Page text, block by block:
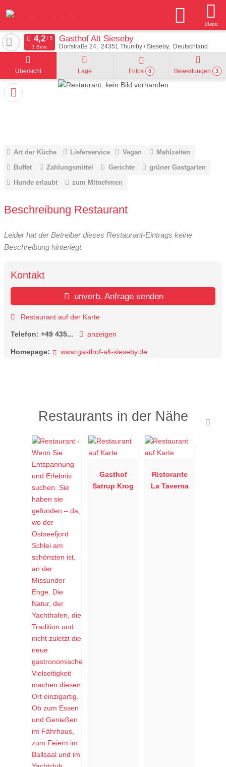
Menu
Gasthof Alt Sieseby
Dorfstraße 24 24351 Thumby / Sieseby Deutschland
3 Bew.
Übersicht Lage Fotos 0 Bewertungen 3
Art der Küche Lieferservice Vegan
Mahlzeiten
Buffet
Zahlungsmittel Gerichte
grüner Gastgarten
Hunde erlaubt
zum Mitnehmen
Beschreibung Restaurant
Leider hat der Betreiber dieses Restaurant-Eintrags keine
Beschreibung hinterlegt.
Kontakt
unverb. Anfrage senden
Restaurant auf der Karte
Telefon: +49 435... anzeigen
Homepage: www.gasthof-alt-sieseby.de
Restaurants in der Nähe
Gasthof
Satrup Krog
Ristorante
La Taverna